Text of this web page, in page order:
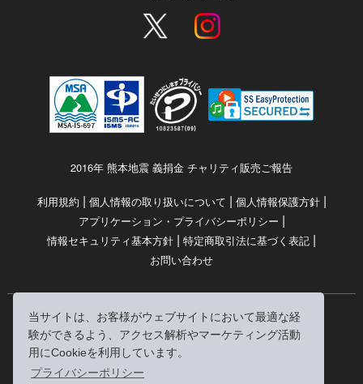
当サイトは、お客様がウェブサイトにおいて最適な経
験ができるよう、アクセス解析やマーケティング活動
用にCookieを利用しています。
プライバシーポリシー
2016年 熊本地震 義捐金 チャリティ販売ご報告
利用規約 | 個人情報の取り扱いについて | 個人情報保護方針|
アプリケーション・プライバシーポリシー |
情報セキュリティ基本方針 | 特定商取引法に基づく表記 |
お問い合わせ
© RRJ Inc.
（kikubon/キクボン/きく本/きくほん/キクホン）は
株式会社RRJの登録商標です。